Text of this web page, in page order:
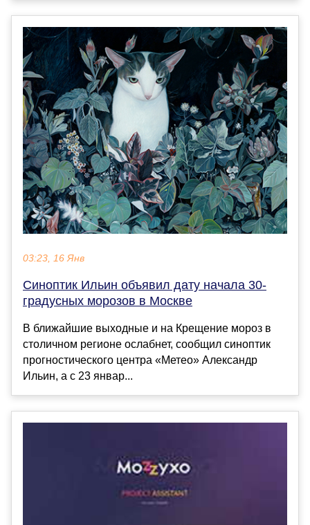
03:23, 16 Янв
Синоптик Ильин объявил дату начала 30-
градусных морозов в Москве
В ближайшие выходные и на Крещение мороз в
столичном регионе ослабнет, сообщил синоптик
прогностического центра «Метео» Александр
Ильин, а с 23 январ...